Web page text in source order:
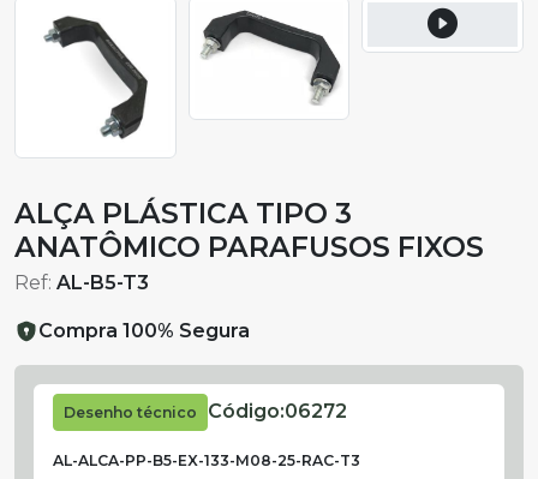
ALÇA PLÁSTICA TIPO 3
ANATÔMICO PARAFUSOS FIXOS
Ref: AL-B5-T3
Compra 100% Segura
Desenho técnico Código:06272
AL-ALCA-PP-B5-EX-133-M08-25-RAC-T3